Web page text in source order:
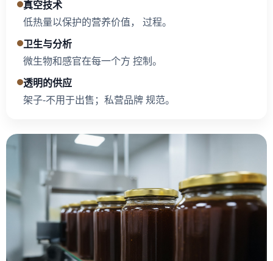
真空技术
低热量以保护的营养价值， 过程。
卫生与分析
微生物和感官在每一个方 控制。
透明的供应
架子-不用于出售；私营品牌 规范。